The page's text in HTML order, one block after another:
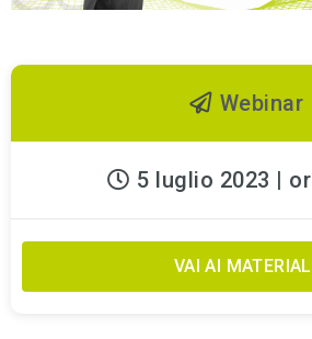
Webinar
5 luglio 2023 |
VAI AI